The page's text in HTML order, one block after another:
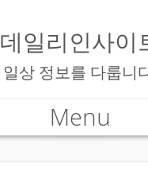
데일리인사이
일상 정보를 다룹니
Menu